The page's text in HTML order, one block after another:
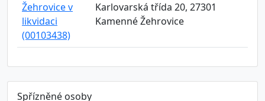
Žehrovice v
likvidaci
(00103438)
Karlovarská třída 20, 27301
Kamenné Žehrovice
Spřízněné osoby